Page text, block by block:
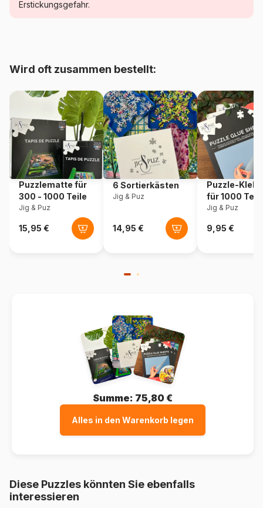
Artikelnummer Bluebird-Puzzle-F-91052
EAN 3663384910524
Teileanzahl 1000 Teile
Maße 69 x 48 cm
Material
Verpackung Puzzlekarton
Erstickungsgefahr.
Wird oft zusammen bestellt:
Puzzlematte für
300 - 1000 Teile
Jig & Puz
6 Sortierkästen
Jig & Puz
Puzzle-
für 1000
Jig & Puz
Summe: 75,80 €
Alles in den Warenkorb legen
Diese Puzzles könnten Sie ebenfalls
interessieren